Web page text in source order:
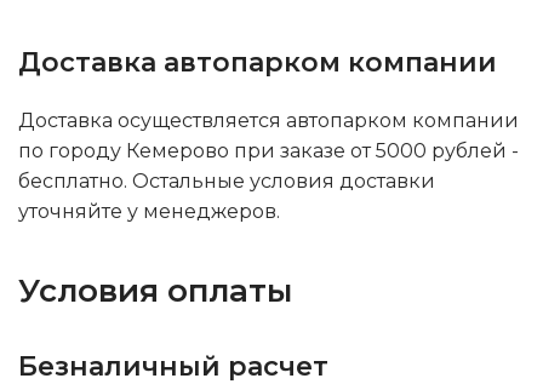
Доставка автопарком компании
Доставка осуществляется автопарком компании
по городу Кемерово при заказе от 5000 рублей -
бесплатно. Остальные условия доставки
уточняйте у менеджеров.
Условия оплаты
Безналичный расчет